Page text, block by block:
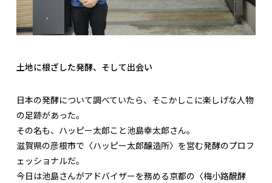
土地に根ざした発酵、そして出会い
日本の発酵について調べていたら、そこかしこに楽しげな人物
の足跡があった。
その名も、ハッピー太郎こと池島幸太郎さん。
滋賀県の彦根市で〈ハッピー太郎醸造所〉を営む発酵のプロフ
ェッショナルだ。
今日は池島さんがアドバイザーを務める京都の〈梅小路醗酵